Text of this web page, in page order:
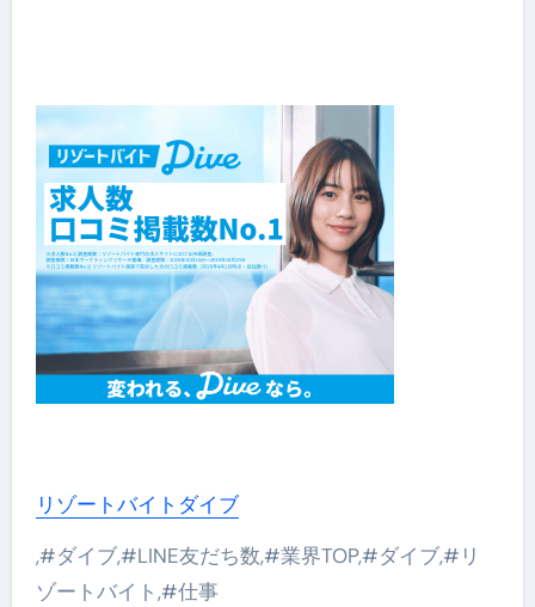
リゾートバイトダイブ
,#ダイブ,#LINE友だち数,#業界TOP,#ダイブ,#リ
ゾートバイト,#仕事